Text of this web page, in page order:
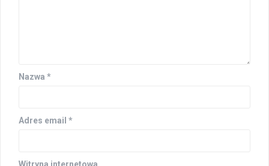
Nazwa *
Adres email *